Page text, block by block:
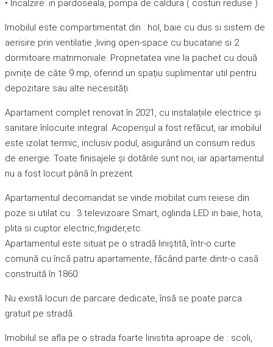
• Incalzire: in pardoseala, pompa de caldura ( costuri reduse )
Imobilul este compartimentat din : hol, baie cu dus si sistem de
aerisire prin ventilatie ,living open-space cu bucatarie si 2
dormitoare matrimoniale. Proprietatea vine la pachet cu două
pivnițe de câte 9 mp, oferind un spațiu suplimentar util pentru
depozitare sau alte necesități.
Apartament complet renovat în 2021, cu instalațiile electrice și
sanitare înlocuite integral. Acoperișul a fost refăcut, iar imobilul
este izolat termic, inclusiv podul, asigurând un consum redus
de energie. Toate finisajele și dotările sunt noi, iar apartamentul
nu a fost locuit până în prezent.
Apartamentul decomandat se vinde mobilat cum reiese din
poze si utilat cu : 3 televizoare Smart, oglinda LED in baie, hota,
plita si cuptor electric,frigider,etc.
Apartamentul este situat pe o stradă liniștită, într-o curte
comună cu încă patru apartamente, făcând parte dintr-o casă
construită în 1860.
Nu există locuri de parcare dedicate, însă se poate parca
gratuit pe stradă.
Imobilul se afla pe o strada foarte linistita aproape de : scoli,